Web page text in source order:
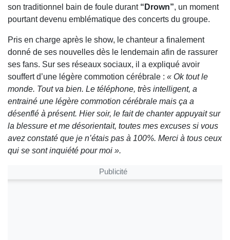
son traditionnel bain de foule durant “Drown”, un moment
pourtant devenu emblématique des concerts du groupe.
Pris en charge après le show, le chanteur a finalement
donné de ses nouvelles dès le lendemain afin de rassurer
ses fans. Sur ses réseaux sociaux, il a expliqué avoir
souffert d’une légère commotion cérébrale : « Ok tout le
monde. Tout va bien. Le téléphone, très intelligent, a
entrainé une légère commotion cérébrale mais ça a
désenflé à présent. Hier soir, le fait de chanter appuyait sur
la blessure et me désorientait, toutes mes excuses si vous
avez constaté que je n’étais pas à 100%. Merci à tous ceux
qui se sont inquiété pour moi ».
Publicité